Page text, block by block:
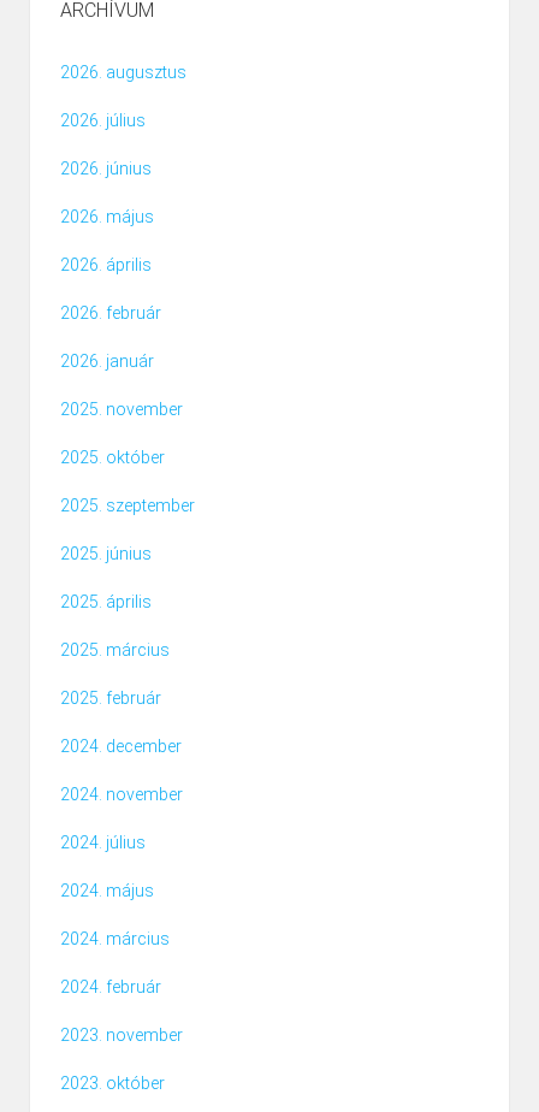
ARCHÍVUM
2026. augusztus
2026. július
2026. június
2026. május
2026. április
2026. február
2026. január
2025. november
2025. október
2025. szeptember
2025. június
2025. április
2025. március
2025. február
2024. december
2024. november
2024. július
2024. május
2024. március
2024. február
2023. november
2023. október